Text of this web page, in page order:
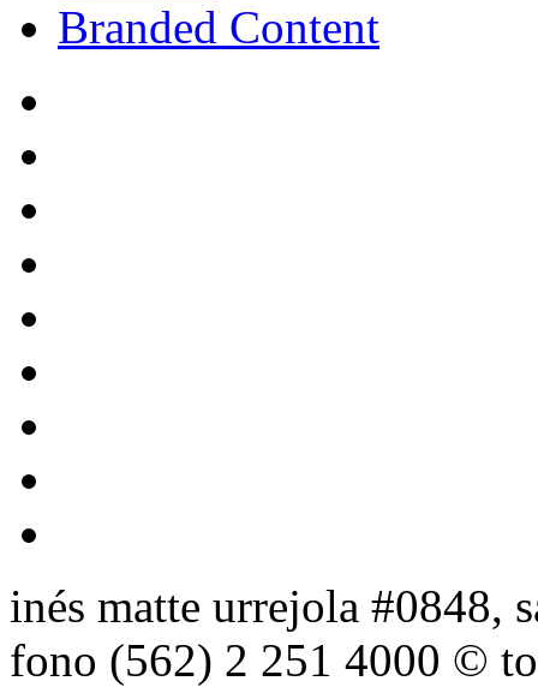
Branded Content
inés matte urrejola #0848,
fono (562) 2 251 4000 ©